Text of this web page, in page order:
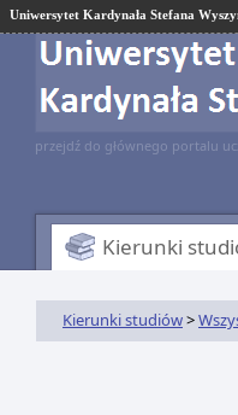
Uniwersytet Kardynała Stefana
przejdź do głównego portalu
Kierunki
Kierunki studiów>